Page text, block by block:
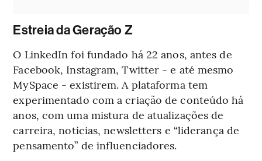
Estreia da Geração Z
O LinkedIn foi fundado há 22 anos, antes de
Facebook, Instagram, Twitter - e até mesmo
MySpace - existirem. A plataforma tem
experimentado com a criação de conteúdo há
anos, com uma mistura de atualizações de
carreira, notícias, newsletters e “liderança de
pensamento” de influenciadores.